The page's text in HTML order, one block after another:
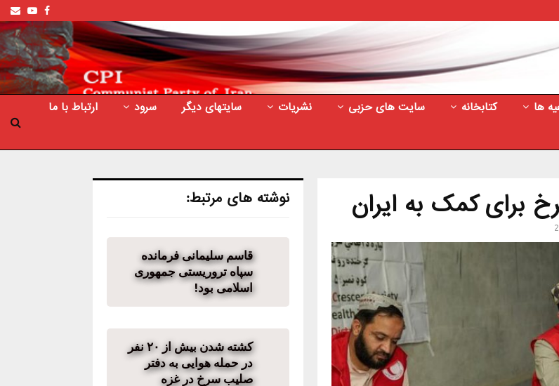
Facebook
ها کتابخانه سایت های حزبی نشریات سایتهای دیگر سرود
ارتباط با ما
برای کمک به ایران نوشته های مرتبط:
قاسم سلیمانی فرمانده
سپاه تروریستی جمهوری
اسلامی بود!
کشته شدن بیش از ۲۰ نفر
در حمله هوایی به دفتر
صلیب سرخ در غزه